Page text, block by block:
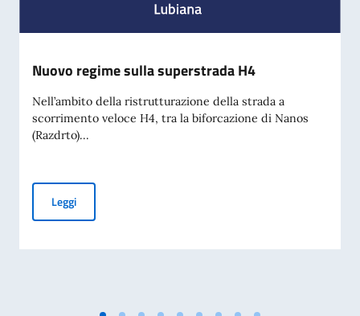
Nuovo regime sulla superstrada H4
Nell’ambito della ristrutturazione della strada a
scorrimento veloce H4, tra la biforcazione di Nanos
(Razdrto)...
LeggiNuovo regime sulla superstrada H4